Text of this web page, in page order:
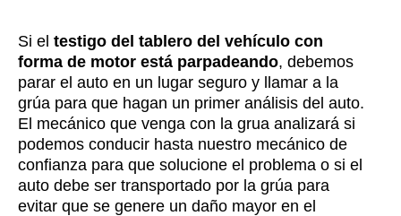
Si el testigo del tablero del vehículo con
forma de motor está parpadeando, debemos
parar el auto en un lugar seguro y llamar a la
grúa para que hagan un primer análisis del auto.
El mecánico que venga con la grua analizará si
podemos conducir hasta nuestro mecánico de
confianza para que solucione el problema o si el
auto debe ser transportado por la grúa para
evitar que se genere un daño mayor en el